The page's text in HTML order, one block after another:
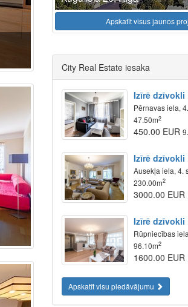
Apskatīt visus jaunos
City Real Estate iesaka
Izīrē dzīvokli
Pērnavas iela,
47.50m2
450.00 EUR
Izīrē dzīvokli
Ausekļa iela, 4.
230.00m2
3000.00 EUR
Izīrē dzīvokli
Rūpniecības
96.10m2
1600.00 EUR
Apskatīt visu piedāvājumu